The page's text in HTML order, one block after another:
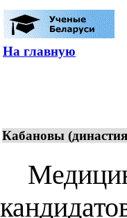
На главную
Кабановы